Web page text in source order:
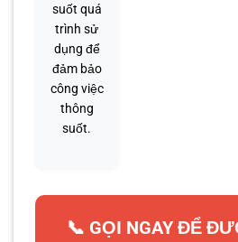
suốt quá
trình sử
dụng để
đảm bảo
công việc
thông
suốt.
📞 GỌI NGAY ĐỂ